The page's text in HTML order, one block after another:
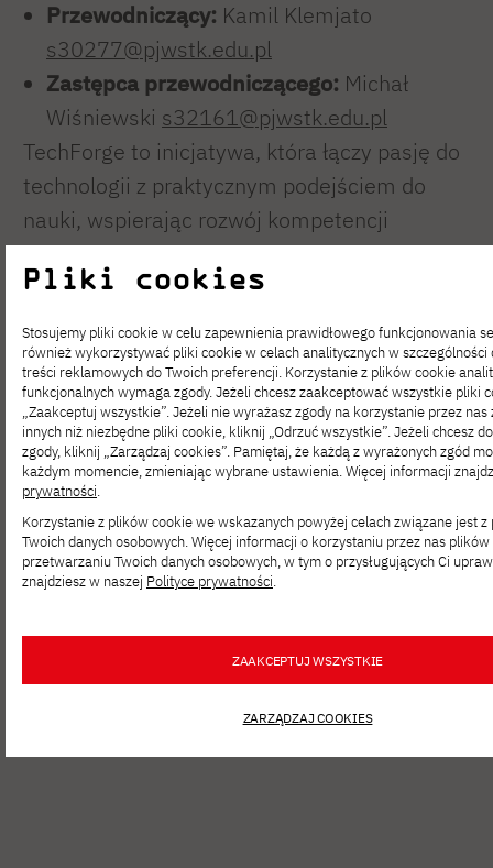
Przewodniczący: Kamil Klemjato
s30277@pjwstk.edu.pl
Zastępca przewodniczącego: Michał
Wiśniewski s32161@pjwstk.edu.pl
TechForge to inicjatywa, która łączy pasję do
technologii z praktycznym podejściem do
nauki, wspierając rozwój kompetencji
studentów oraz promując innowacyjne
rozwiązania w obszarze nowoczesnych
systemów IoT.
Pliki cookies
Stosujemy pliki cookie w celu zapewnienia prawidłowego funkcjonowania
również wykorzystywać pliki cookie w celach analitycznych w szczególności
treści reklamowych do Twoich preferencji. Korzystanie z plików cookie
funkcjonalnych wymaga zgody. Jeżeli chcesz zaakceptować wszystkie pliki
„Zaakceptuj wszystkie”. Jeżeli nie wyrażasz zgody na korzystanie przez
innych niż niezbędne pliki cookie, kliknij „Odrzuć wszystkie”. Jeżeli chcesz
zgody, kliknij „Zarządzaj cookies”. Pamiętaj, że każdą z wyrażonych zgód
każdym momencie, zmieniając wybrane ustawienia. Więcej informacji
prywatności.
Korzystanie z plików cookie we wskazanych powyżej celach związane jest
Twoich danych osobowych. Więcej informacji o korzystaniu przez nas
przetwarzaniu Twoich danych osobowych, w tym o przysługujących Ci
znajdziesz w naszej Polityce prywatności.
ZAAKCEPTUJ WSZYSTKIE
ZARZĄDZAJ COOKIES